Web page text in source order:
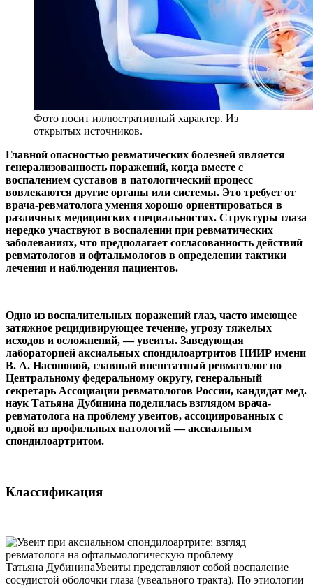
Фото носит иллюстративный характер. Из
открытых источников.
Главной опасностью ревматических болезней является
генерализованность поражений, когда вместе с
воспалением суставов в патологический процесс
вовлекаются другие органы или системы. Это требует от
врача-ревматолога умения хорошо ориентироваться в
различных медицинских специальностях. Структуры глаза
нередко участвуют в воспалении при ревматических
заболеваниях, что предполагает согласованность действий
ревматологов и офтальмологов в определении тактики
лечения и наблюдения пациентов.
Одно из воспалительных поражений глаз, часто имеющее
затяжное рецидивирующее течение, угрозу тяжелых
исходов и осложнений, — увеиты. Заведующая
лабораторией аксиальных спондилоартритов НИИР имени
В. А. Насоновой, главный внештатный ревматолог по
Центральному федеральному округу, генеральный
секретарь Ассоциации ревматологов России, кандидат мед.
наук Татьяна Дубинина поделилась взглядом врача-
ревматолога на проблему увеитов, ассоциированных с
одной из профильных патологий — аксиальным
спондилоартритом.
Классификация
Татьяна ДубининаУвеиты представляют собой воспаление
сосудистой оболочки глаза (увеального тракта). По этиологии